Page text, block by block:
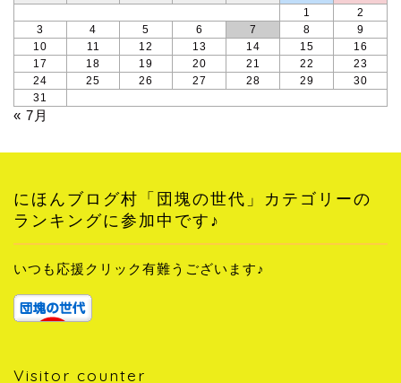
1
2
3
4 5 6 7 8
9
10
11 12 13 14 15
16
17
18 19 20 21 22
23
24
25 26 27 28 29
30
31
« 7月
にほんブログ村「団塊の世代」カテゴリーの
ランキングに参加中です♪
いつも応援クリック有難うございます♪
Visitor counter